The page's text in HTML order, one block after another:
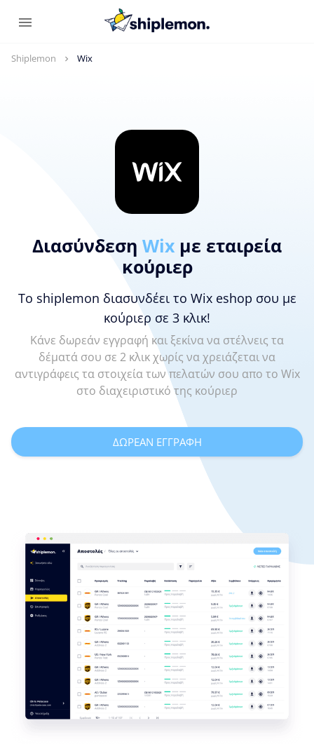
Shiplemon Wix
Διασύνδεση Wix με εταιρεία
κούριερ
Το shiplemon διασυνδέει το Wix eshop σου με
κούριερ σε 3 κλικ!
Κάνε δωρεάν εγγραφή και ξεκίνα να στέλνεις τα
δέματά σου σε 2 κλικ χωρίς να χρειάζεται να
αντιγράφεις τα στοιχεία των πελατών σου απο το Wix
στο διαχειριστικό της κούριερ
ΔΩΡΕΑΝ ΕΓΓΡΑΦΗ